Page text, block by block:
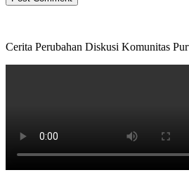
Cerita Perubahan Diskusi Komunitas